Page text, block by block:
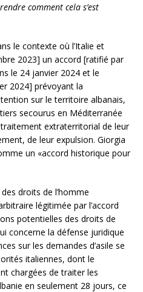
comment cela s’est
le contexte où l’Italie et
2023] un accord [ratifié par
le 24 janvier 2024 et le
2024] prévoyant la
sur le territoire albanais,
secourus en Méditerranée
extraterritorial de leur
de leur expulsion. Giorgia
un «accord historique pour
droits de l’homme
légitimée par l’accord
potentielles des droits de
concerne la défense juridique
sur les demandes d’asile se
italiennes, dont le
chargées de traiter les
en seulement 28 jours, ce